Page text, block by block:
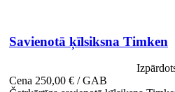
Savienotā ķīlsiksna Timken
Cena 250,00 € / GAB